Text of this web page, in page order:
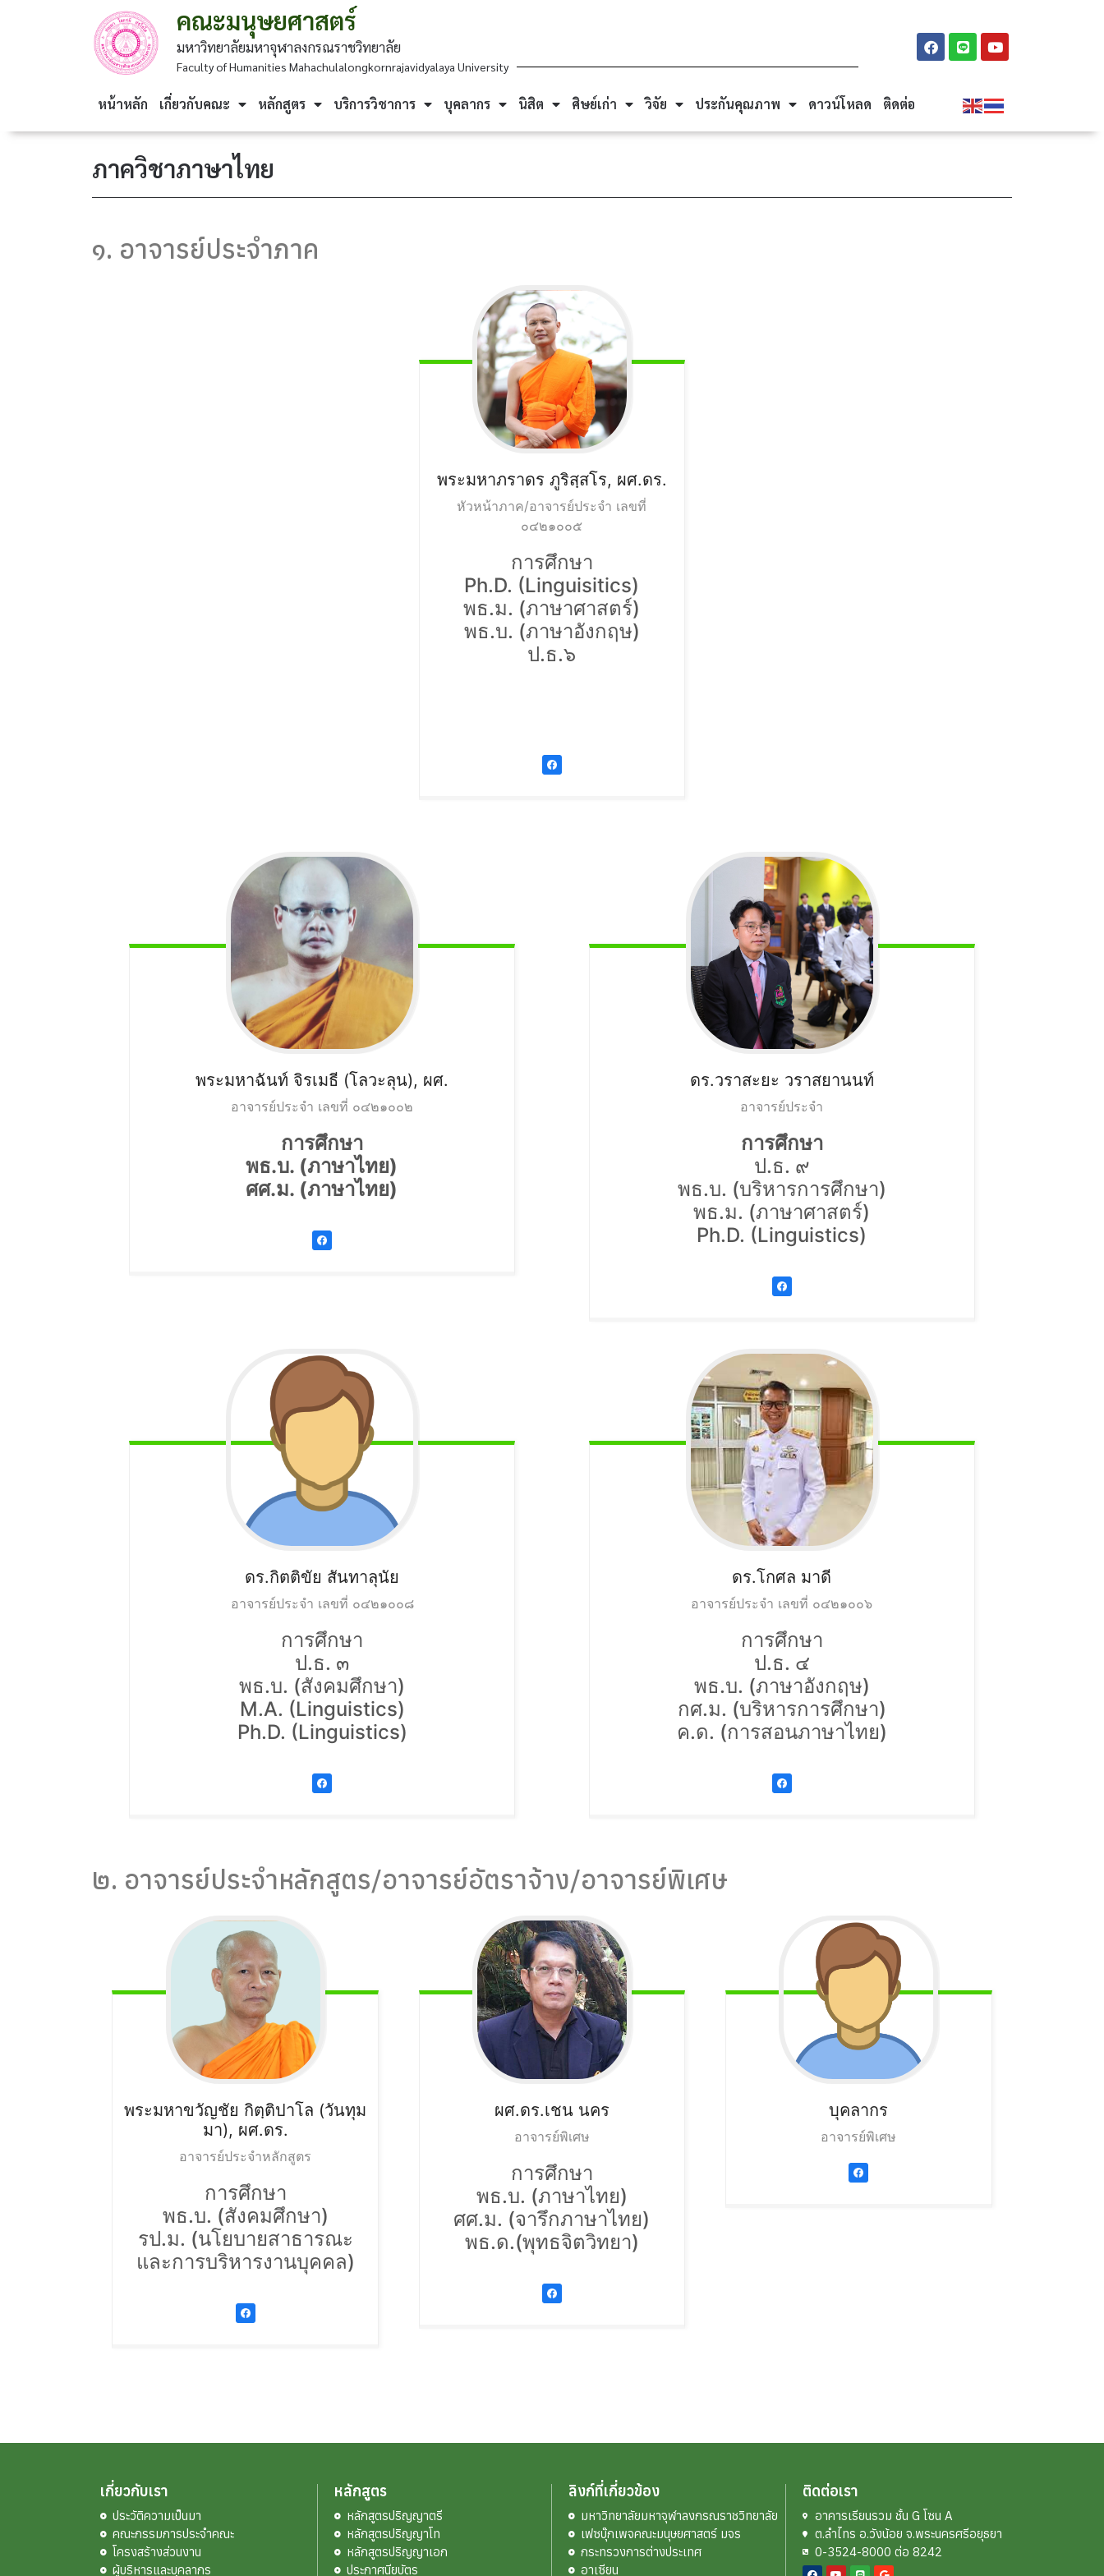
คณะมนุษยศาสตร์
มหาวิทยาลัยมหาจุฬาลงกรณราชวิทยาลัย
Faculty of Humanities Mahachulalongkornrajavidyalaya University
หน้าหลัก เกี่ยวกับคณะ หลักสูตร บริการวิชาการ บุคลากร นิสิต ศิษย์เก่า วิจัย ประกันคุณภาพ ดาวน์โหลด ติดต่อ
ภาควิชาภาษาไทย
๑. อาจารย์ประจำภาค
พระมหาภราดร ภูริสฺสโร, ผศ.ดร.
หัวหน้าภาค/อาจารย์ประจำ เลขที่
๐๔๒๑๐๐๕
การศึกษา
Ph.D. (Linguisitics)
พธ.ม. (ภาษาศาสตร์)
พธ.บ. (ภาษาอังกฤษ)
ป.ธ.๖
พระมหาฉันท์ จิรเมธี (โลวะลุน), ผศ.
อาจารย์ประจำ เลขที่ ๐๔๒๑๐๐๒
การศึกษา
พธ.บ. (ภาษาไทย)
ศศ.ม. (ภาษาไทย)
ดร.วราสะยะ วราสยานนท์
อาจารย์ประจำ
การศึกษา
ป.ธ. ๙
พธ.บ. (บริหารการศึกษา)
พธ.ม. (ภาษาศาสตร์)
Ph.D. (Linguistics)
ดร.กิตติขัย สันทาลุนัย
อาจารย์ประจำ เลขที่ ๐๔๒๑๐๐๘
การศึกษา
ป.ธ. ๓
พธ.บ. (สังคมศึกษา)
M.A. (Linguistics)
Ph.D. (Linguistics)
ดร.โกศล มาดี
อาจารย์ประจำ เลขที่ ๐๔๒๑๐๐๖
การศึกษา
ป.ธ. ๔
พธ.บ. (ภาษาอังกฤษ)
กศ.ม. (บริหารการศึกษา)
ค.ด. (การสอนภาษาไทย)
๒. อาจารย์ประจำหลักสูตร/อาจารย์อัตราจ้าง/อาจารย์พิเศษ
พระมหาขวัญชัย กิตฺติปาโล (วันทุม
มา), ผศ.ดร.
อาจารย์ประจำหลักสูตร
การศึกษา
พธ.บ. (สังคมศึกษา)
รป.ม. (นโยบายสาธารณะ
และการบริหารงานบุคคล)
ผศ.ดร.เชน นคร
อาจารย์พิเศษ
การศึกษา
พธ.บ. (ภาษาไทย)
ศศ.ม. (จารึกภาษาไทย)
พธ.ด.(พุทธจิตวิทยา)
บุคลากร
อาจารย์พิเศษ
เกี่ยวกับเรา
ประวัติความเป็นมา
คณะกรรมการประจำคณะ
โครงสร้างส่วนงาน
ผู้บริหารและบุคลากร
หลักสูตร
หลักสูตรปริญญาตรี
หลักสูตรปริญญาโท
หลักสูตรปริญญาเอก
ประกาศนียบัตร
ลิงก์ที่เกี่ยวข้อง
มหาวิทยาลัยมหาจุฬาลงกรณราชวิทยาลัย
เฟซบุ๊กเพจคณะมนุษยศาสตร์ มจร
กระทรวงการต่างประเทศ
อาเซียน
ติดต่อเรา
อาคารเรียนรวม ชั้น G โซน A
ต.ลำไทร อ.วังน้อย จ.พระนครศรีอยุธยา
0-3524-8000 ต่อ 8242